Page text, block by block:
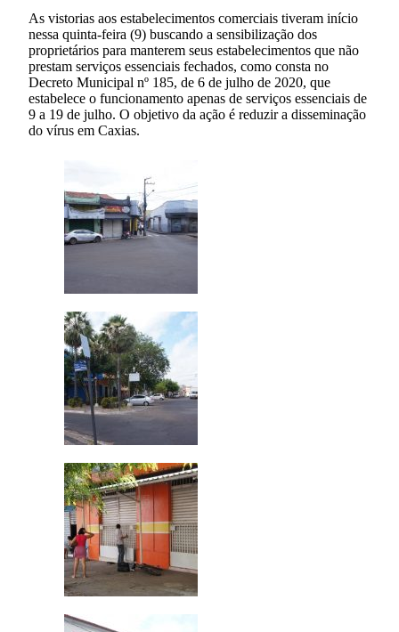
As vistorias aos estabelecimentos comerciais tiveram início
nessa quinta-feira (9) buscando a sensibilização dos
proprietários para manterem seus estabelecimentos que não
prestam serviços essenciais fechados, como consta no
Decreto Municipal nº 185, de 6 de julho de 2020, que
estabelece o funcionamento apenas de serviços essenciais de
9 a 19 de julho. O objetivo da ação é reduzir a disseminação
do vírus em Caxias.